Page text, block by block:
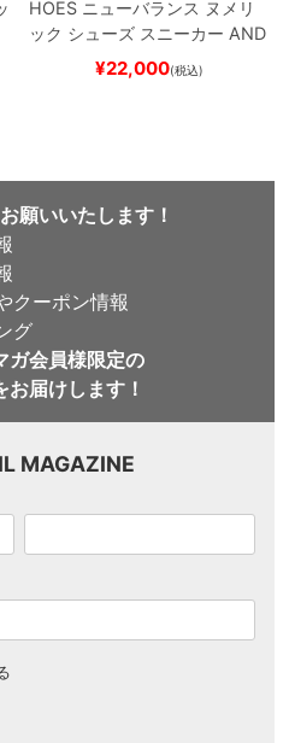
HOES ニューバランス ヌメリ
ック シューズ スニーカー AND
REW REYNOLDS 933
BROWN/BLACK
スケート
¥22,000(税込)
願いいたします！
ーポン情報
グ
ガ会員様限定の
お届けします！
MAGAZINE